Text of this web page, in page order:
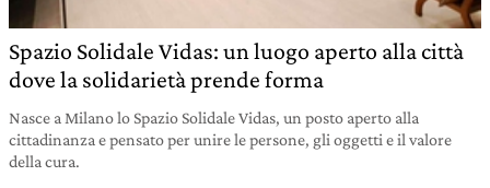
Spazio Solidale Vidas: un luogo aperto alla città
dove la solidarietà prende forma
Nasce a Milano lo Spazio Solidale Vidas, un posto aperto alla
cittadinanza e pensato per unire le persone, gli oggetti e il valore
della cura.